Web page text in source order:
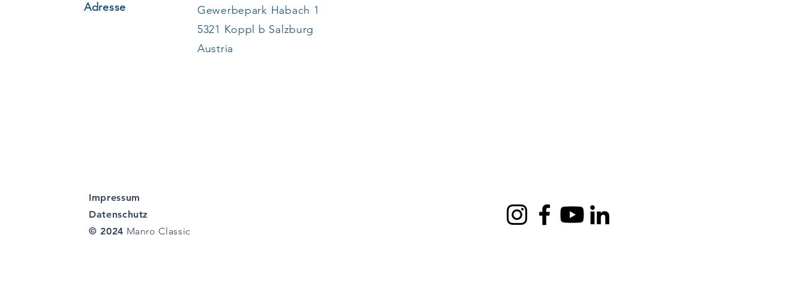
Adresse
Gewerbepark Habach 1
5321 Koppl b Salzburg
Austria
Impressum
Datenschutz
© 2024 Manro Classic